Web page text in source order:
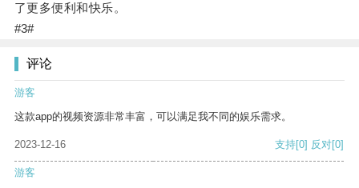
了更多便利和快乐。
#3#
评论
游客
这款app的视频资源非常丰富，可以满足我不同的娱乐需求。
2023-12-16 支持[0] 反对[0]
游客